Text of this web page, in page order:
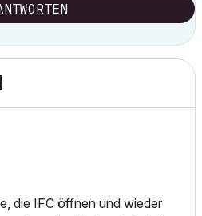
die IFC öffnen und wieder